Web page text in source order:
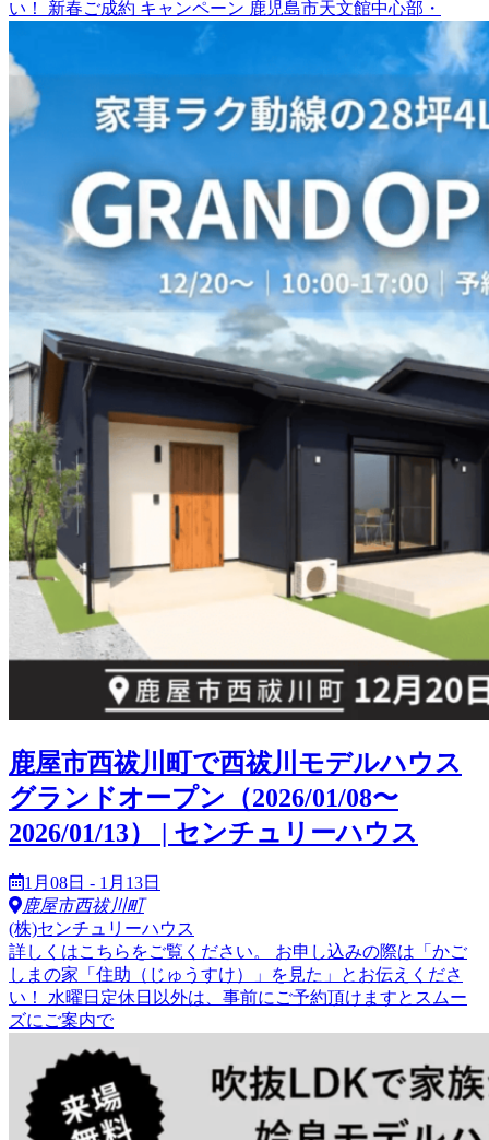
い！ 新春ご成約 キャンペーン 鹿児島市天文館中心部・
鹿屋市西祓川町で西祓川モデルハウス
グランドオープン（2026/01/08〜
2026/01/13） | センチュリーハウス
1月08日 - 1月13日
鹿屋市西祓川町
(株)センチュリーハウス
詳しくはこちらをご覧ください。 お申し込みの際は「かご
しまの家「住助（じゅうすけ）」を見た」とお伝えくださ
い！ 水曜日定休日以外は、事前にご予約頂けますとスムー
ズにご案内で